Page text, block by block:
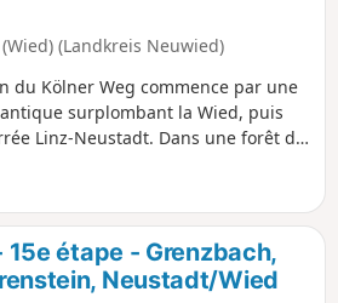
(Landkreis Neuwied)
du Kölner Weg commence par une
surplombant la Wied, puis
Linz-Neustadt. Dans une forêt de
en pente raide vers
à travers la vallée du Pfaffenbach.
on arrive à Windhagen
Barthélemy. La balade se termine
15e étape - Grenzbach,
Neustadt/Wied